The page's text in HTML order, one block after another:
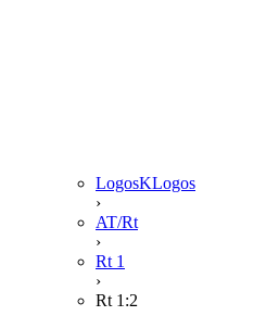
LogosKLogos
›
AT/Rt
›
Rt 1
›
Rt 1:2